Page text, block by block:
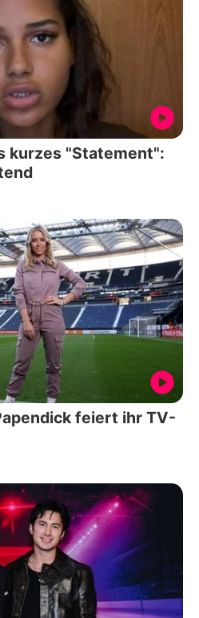
kurzes "Statement":
feiert ihr TV-